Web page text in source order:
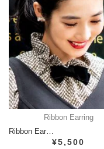
Ribbon Earring
Ribbon Ear…
¥5,500